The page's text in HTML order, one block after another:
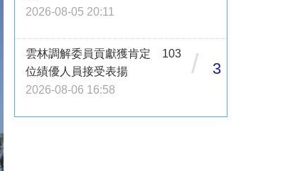
2026-08-05 20:11
雲林調解委員貢獻獲肯定 103
位績優人員接受表揚
2026-08-06 16:58
/ 3